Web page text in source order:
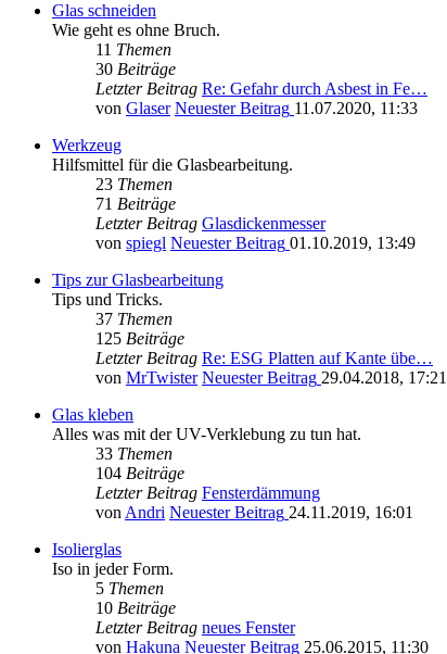
Glas schneiden
Wie geht es ohne Bruch.
11 Themen
30 Beiträge
Letzter Beitrag Re: Gefahr durch Asbest in Fe…
von Glaser Neuester Beitrag 11.07.2020, 11:33
Werkzeug
Hilfsmittel für die Glasbearbeitung.
23 Themen
71 Beiträge
Letzter Beitrag Glasdickenmesser
von spiegl Neuester Beitrag 01.10.2019, 13:49
Tips zur Glasbearbeitung
Tips und Tricks.
37 Themen
125 Beiträge
Letzter Beitrag Re: ESG Platten auf Kante übe…
von MrTwister Neuester Beitrag 29.04.2018, 17:21
Glas kleben
Alles was mit der UV-Verklebung zu tun hat.
33 Themen
104 Beiträge
Letzter Beitrag Fensterdämmung
vonAndri Neuester Beitrag 24.11.2019, 16:01
Isolierglas
Iso in jeder Form.
5 Themen
10 Beiträge
Letzter Beitrag neues Fenster
von Hakuna Neuester Beitrag 25.06.2015, 11:30